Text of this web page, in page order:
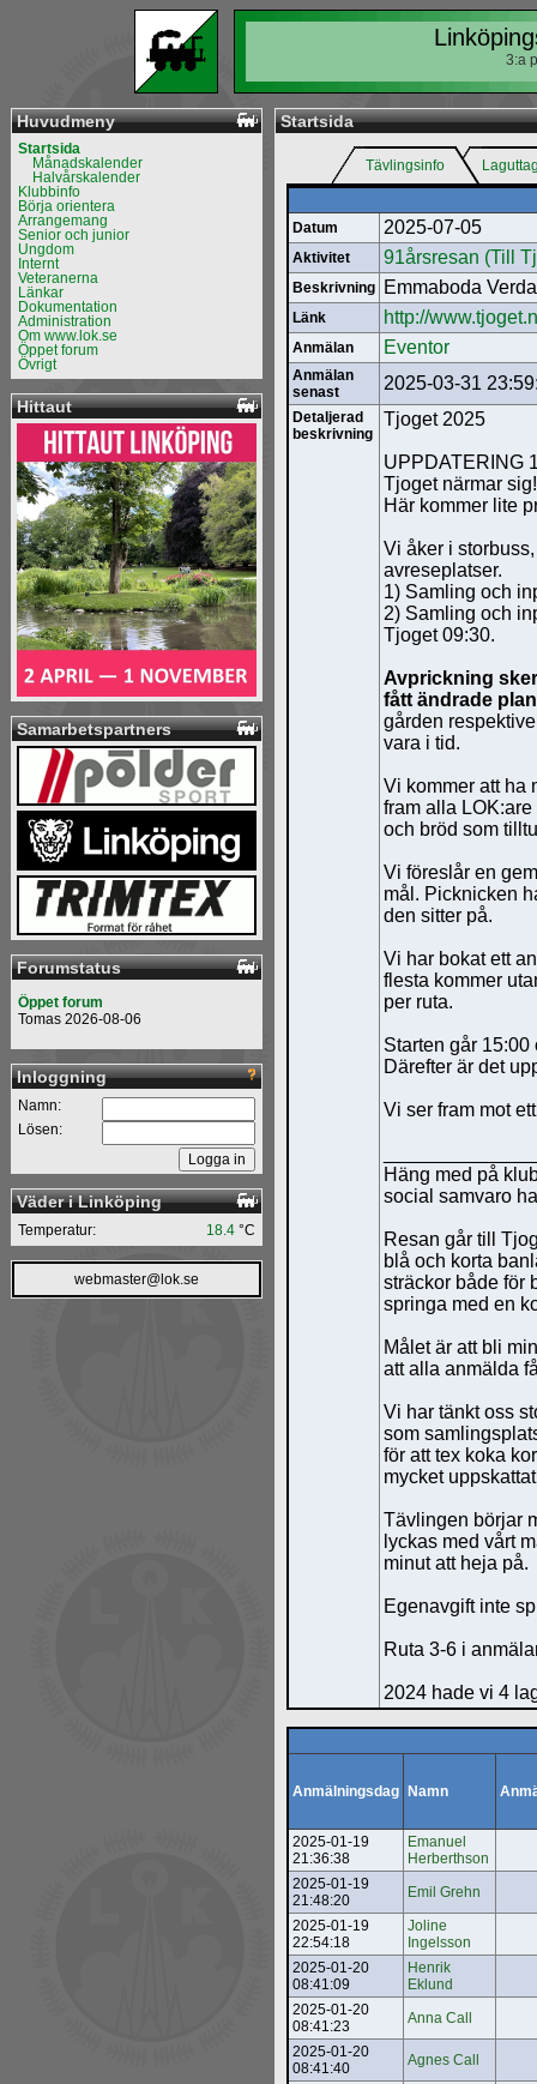
3:a
Huvudmeny
Startsida
Månadskalender
Halvårskalender
Klubbinfo
Börja orientera
Arrangemang
Senior och junior
Ungdom
Internt
Veteranerna
Länkar
Dokumentation
Administration
Om www.lok.se
Öppet forum
Övrigt
Hittaut
Samarbetspartners
Forumstatus
Öppet forum
Tomas 2026-08-06
Inloggning
Namn:
Lösen:
Väder i Linköping
18.4°C
Temperatur:
webmaster@lok.se
Startsida
Tävlingsinfo
Datum 2025-07-05
Aktivitet 91årsresan (Till
Beskrivning Emmaboda
Länk http://
Anmälan Eventor
Anmälan
senast
2025-03-31
Detaljerad
beskrivning
Tjoget 2025
UPPDATERING
Tjoget närmar
Här kommer lite
Vi åker i
avreseplatser.
1) Samling och
2) Samling och
Tjoget 09:30.
Avprickning
fått ändrade
gården
vara i tid.
Vi kommer att ha
fram alla
och bröd som
Vi föreslår en
mål. Picknicken
den sitter på.
Vi har bokat ett
flesta kommer
per ruta.
Starten går
Därefter är det
Vi ser fram mot
Häng med på
social samvaro
Resan går till
blå och korta
sträckor både för
springa med en
Målet är att bli
att alla anmälda
Vi har tänkt oss
som
för att tex koka
mycket
Tävlingen börjar
lyckas med vårt
minut att heja på.
Egenavgift inte
Ruta 3-6 i
2024 hade vi 4
Anmälningsdag Namn
2025-01-19
21:36:38
Emanuel
Herberthson
2025-01-19
21:48:20
Emil Grehn
2025-01-19
22:54:18
Joline
Ingelsson
2025-01-20
08:41:09
Henrik
Eklund
2025-01-20
08:41:23
Anna Call
2025-01-20
08:41:40
Agnes Call